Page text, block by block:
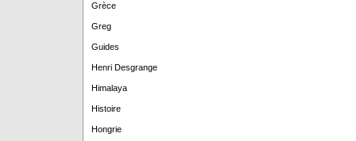
Grèce
Greg
Guides
Henri Desgrange
Himalaya
Histoire
Hongrie